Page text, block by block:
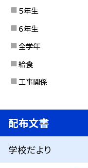
５年生
６年生
全学年
給食
工事関係
配布文書
学校だより